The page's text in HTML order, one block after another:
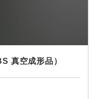
真空成形品）